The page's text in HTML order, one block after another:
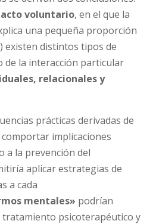
acto voluntario, en el que la
una pequeña proporción
existen distintos tipos de
de la interacción particular
relacionales y
prácticas derivadas de
implicaciones
a la prevención del
aplicar estrategias de
a cada
mentales» podrían
psicoterapéutico y